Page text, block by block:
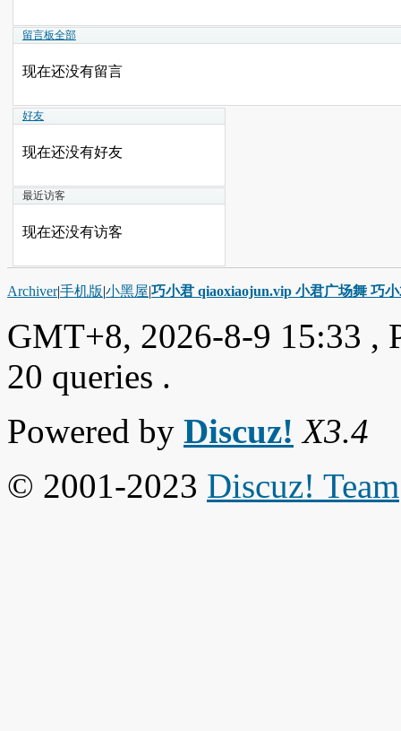
留言板全部
现在还没有留言
好友
现在还没有好友
最近访客
现在还没有访客
Archiver|手机版|小黑屋|巧小君 qiaoxiaojun.vip 小君广场舞 巧
GMT+8, 2026-8-9 15:33 ,
20 queries .
Powered by Discuz! X3.4
© 2001-2023 Discuz! Team